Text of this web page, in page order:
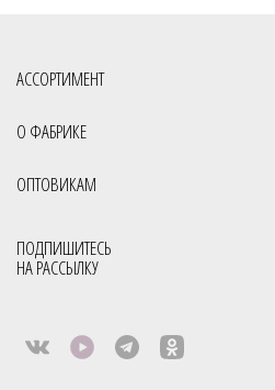
АССОРТИМЕНТ
О ФАБРИКЕ
ОПТОВИКАМ
ПОДПИШИТЕСЬ
НА РАССЫЛКУ